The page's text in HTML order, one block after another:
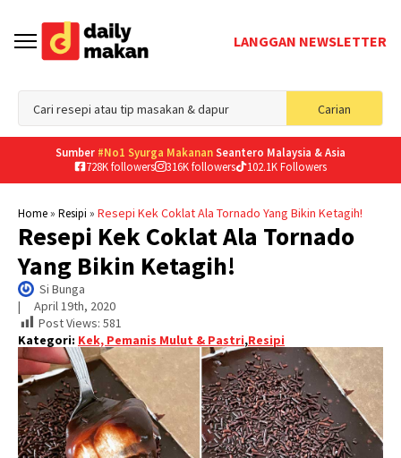
LANGGAN NEWSLETTER
Carian
for:
Sumber #No1 Syurga MakananSeantero Malaysia & Asia
728K followers
316K followers 102.1K Followers
Home» Resipi » Resepi Kek Coklat Ala Tornado Yang Bikin Ketagih!
Resepi Kek Coklat Ala Tornado
Yang Bikin Ketagih!
Si Bunga
| April 19th, 2020
Post Views: 581
Kategori: Kek, Pemanis Mulut & Pastri,Resipi